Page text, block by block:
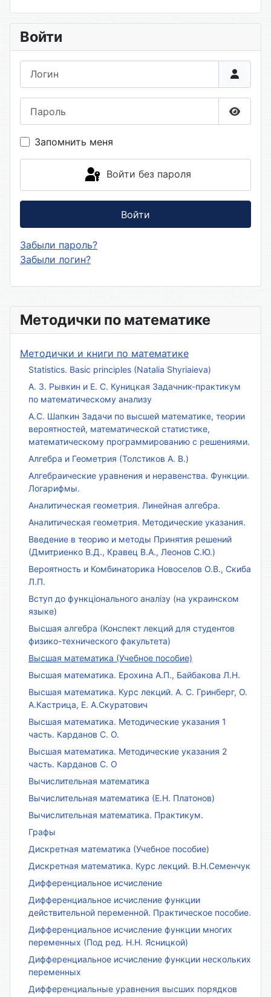
Методички по математике
Методички и книги по математике
Statistics. Basic principles (Natalia Shyriaieva)
А. З. Рывкин и Е. С. Куницкая Задачник-практикум
по математическому анализу
А.С. Шапкин Задачи по высшей математике, теории
вероятностей, математической статистике,
математическому программированию с решениями.
Алгебра и Геометрия (Толстиков А. В.)
Алгебраические уравнения и неравенства. Функции.
Логарифмы.
Аналитическая геометрия. Линейная алгебра.
Аналитическая геометрия. Методические указания.
Введение в теорию и методы Принятия решений
(Дмитриенко В.Д., Кравец В.А., Леонов С.Ю.)
Вероятность и Комбинаторика Новоселов О.В., Скиба
Л.П.
Вступ до функціонального аналізу (на украинском
языке)
Высшая алгебра (Конспект лекций для студентов
физико-технического факультета)
Высшая математика (Учебное пособие)
Высшая математика. Ерохина А.П., Байбакова Л.Н.
Высшая математика. Курс лекций. А. С. Гринберг, О.
А.Кастрица, Е. А.Скуратович
Высшая математика. Методические указания 1
часть. Карданов С. О.
Высшая математика. Методические указания 2
часть. Карданов С. О
Вычислительная математика
Вычислительная математика (Е.Н. Платонов)
Вычислительная математика. Практикум.
Графы
Дискретная математика (Учебное пособие)
Дискретная математика. Курс лекций. В.Н.Семенчук
Дифференциальное исчисление
Дифференциальное исчисление функции
действительной переменной. Практическое пособие.
Дифференциальное исчисление функции многих
переменных (Под ред. Н.Н. Ясницкой)
Дифференциальное исчисление функции нескольких
переменных
Дифференциальные уравнения высших порядков
Войти
Запомнить меня
Войти без пароля
Войти
Забыли пароль?
Забыли логин?